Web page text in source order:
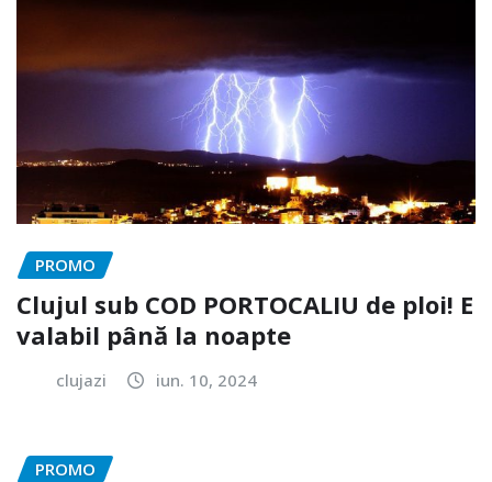
PROMO
Clujul sub COD PORTOCALIU de ploi! E
valabil până la noapte
clujazi iun. 10, 2024
PROMO